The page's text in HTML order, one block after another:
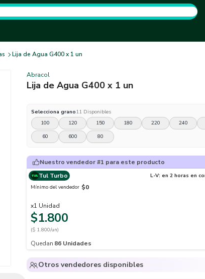
Lija de Agua G400 x 1 un
Abracol
Lija de Agua G400 x 1 un
Selecciona grano11 Disponibles
100
120 150 180 220 240
60
600 80
Nuestro vendedor #1 para este producto
Tul Turbo
L-V: en 2 horas en
Mínimo del vendedor $0
x1 Unidad
$1.800
($ 1.800/un)
Quedan 86 Unidades
Otros vendedores disponibles